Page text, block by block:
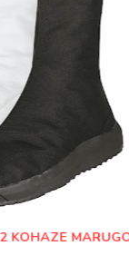
KOHAZE MARUGO